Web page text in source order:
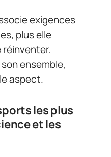
exigences
plus elle
réinventer.
ensemble,
aspect.
les plus
et les